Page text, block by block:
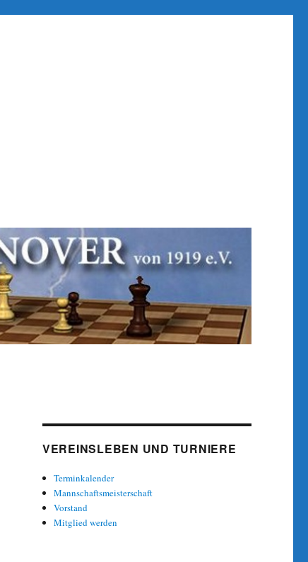
VEREINSLEBEN UND TURNIERE
Terminkalender
Mannschaftsmeisterschaft
Vorstand
Mitglied werden